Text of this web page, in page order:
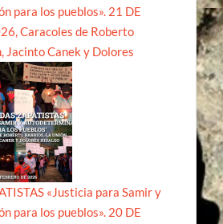
para los pueblos». 21 DE
Caracoles de Roberto
Jacinto Canek y Dolores
«Justicia para Samir y
para los pueblos». 20 DE